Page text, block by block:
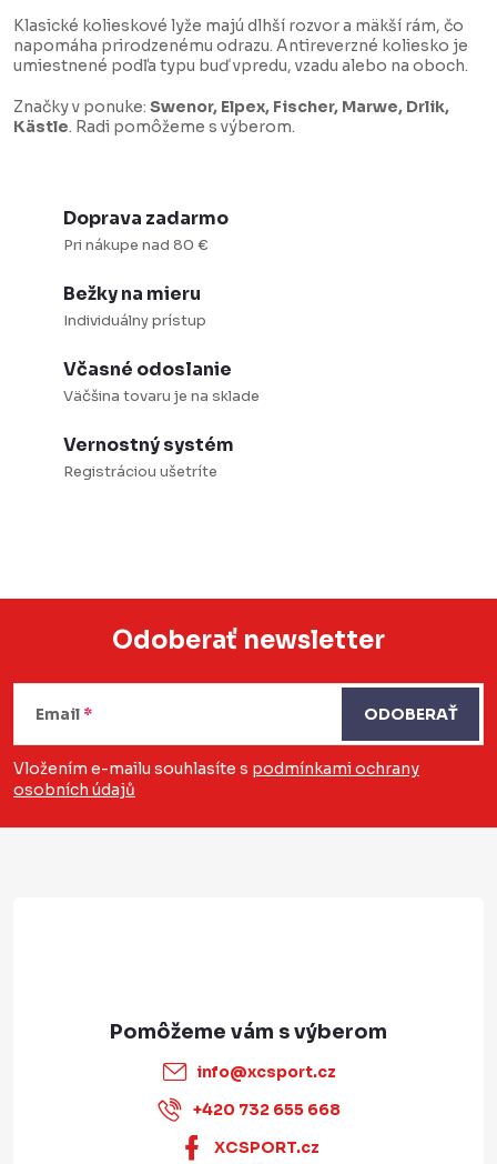
v
l
á
d
a
Klasické kolieskové lyže majú dlhší rozvor a mäkší rám, čo
napomáha prirodzenému odrazu. Antireverzné koliesko je
umiestnené podľa typu buď vpredu, vzadu alebo na oboch.
Značky v ponuke: Swenor, Elpex, Fischer, Marwe, Drlik,
Kästle. Radi pomôžeme s výberom.
Doprava zadarmo
Pri nákupe nad 80 €
Bežky na mieru
Individuálny prístup
Včasné odoslanie
Väčšina tovaru je na sklade
Vernostný systém
Registráciou ušetríte
Z
p
ä
Odoberať newsletter
Email
Vložením e-mailu souhlasíte s podmínkami ochrany
osobních údajů
ODOBERAŤ
info@xcsport.cz
+420 732 655 668
XCSPORT.cz